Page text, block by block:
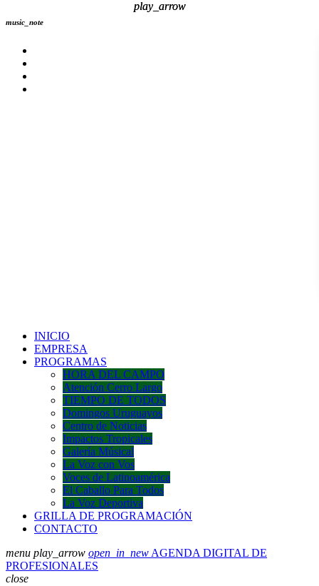
music_note
INICIO
EMPRESA
PROGRAMAS
HORA DEL CAMPO
Atención Cerro Largo
TIEMPO DE TODOS
Domingos Uruguayos
Centro de Noticias
Impactos Tropicales
Galería Músical
La Voz con Vos
Voces de Latinoamérica
El Caballo Para Todos
La Voz Deportiva
GRILLA DE PROGRAMACIÓN
CONTACTO
menu play_arrow open_in_new AGENDA DIGITAL DE
PROFESIONALES
close
play_arrow
play_arrow